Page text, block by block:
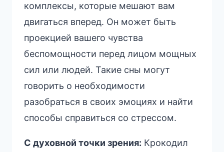
комплексы, которые мешают вам
двигаться вперед. Он может быть
проекцией вашего чувства
беспомощности перед лицом мощных
сил или людей. Такие сны могут
говорить о необходимости
разобраться в своих эмоциях и найти
способы справиться со стрессом.
С духовной точки зрения: Крокодил